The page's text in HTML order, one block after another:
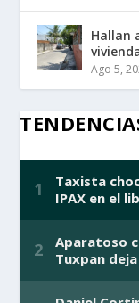
Hallan
Ago 5,